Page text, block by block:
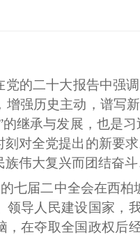
的二十大报告中强调
增强历史主动，谱写
的继承与发展，也是
对全党提出的新要
伟大复兴而团结奋斗
七届二中全会在西
领导人民建设国家，
，在夺取全国政权后